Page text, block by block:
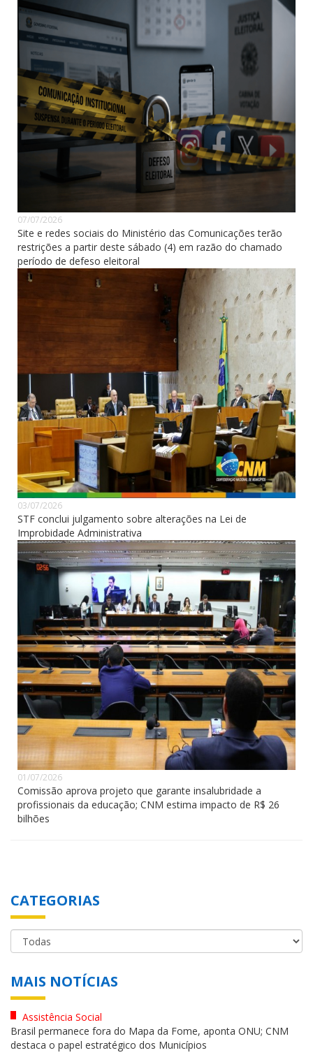
07/07/2026
Site e redes sociais do Ministério das Comunicações terão
restrições a partir deste sábado (4) em razão do chamado
período de defeso eleitoral
03/07/2026
STF conclui julgamento sobre alterações na Lei de
Improbidade Administrativa
01/07/2026
Comissão aprova projeto que garante insalubridade a
profissionais da educação; CNM estima impacto de R$ 26
bilhões
CATEGORIAS
MAIS NOTÍCIAS
Assistência Social
Brasil permanece fora do Mapa da Fome, aponta ONU; CNM
destaca o papel estratégico dos Municípios